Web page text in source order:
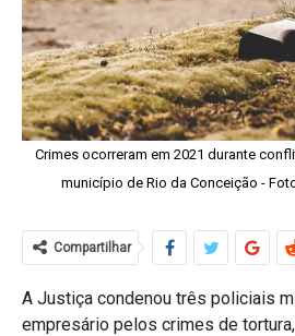
Crimes ocorreram em 2021 durante
município de Rio da Conceição -
Compartilhar
A Justiça condenou três policiais
empresário pelos crimes de